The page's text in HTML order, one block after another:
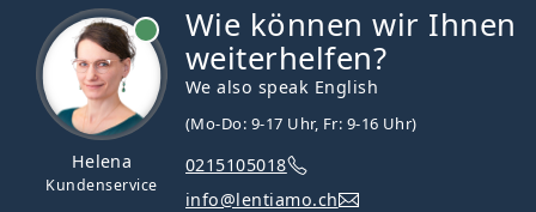
Helena
Kundenservice
Wie können wir Ihnen
weiterhelfen?
We also speak English
(Mo-Do: 9-17 Uhr, Fr: 9-16 Uhr)
0215105018
info@lentiamo.ch